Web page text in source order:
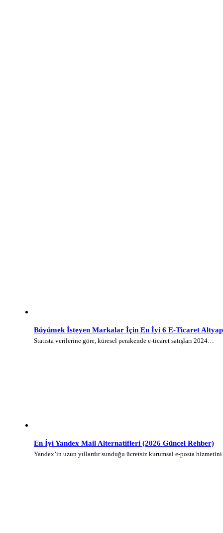
Büyümek İsteyen Markalar İçin En İyi 6 E-Ticaret
Statista verilerine göre, küresel perakende e-ticaret satışları 2024…
En İyi Yandex Mail Alternatifleri (2026 Güncel Rehber)
Yandex’in uzun yıllardır sunduğu ücretsiz kurumsal e-posta